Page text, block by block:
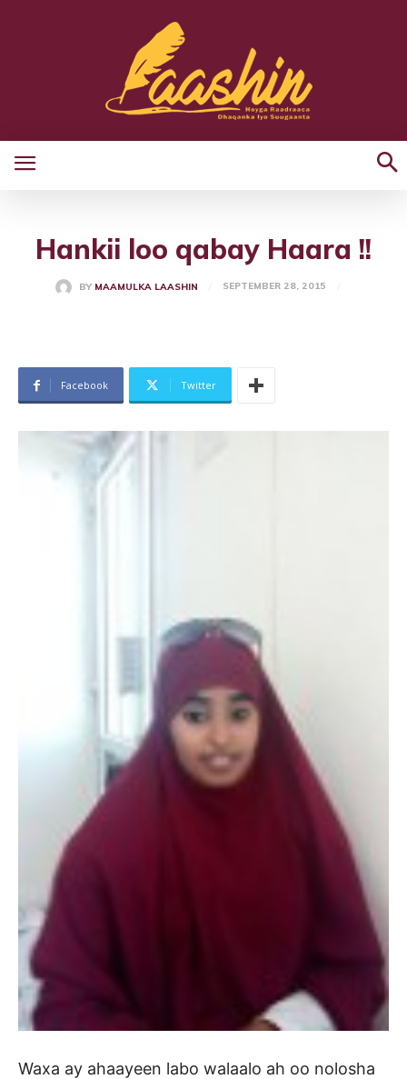
Hankii loo qabay Haara !!
BY MAAMULKA LAASHIN SEPTEMBER 28, 2015
Facebook Twitter
Waxa ay ahaayeen labo walaalo ah oo nolosha